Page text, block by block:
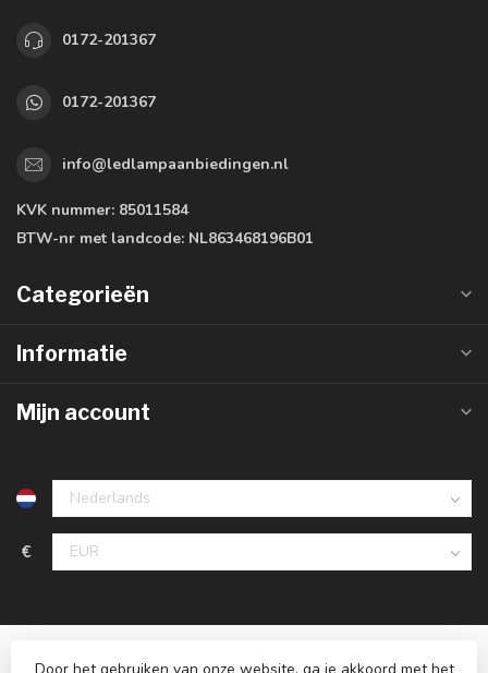
0172-201367
0172-201367
info@ledlampaanbiedingen.nl
KVK nummer: 85011584
BTW-nr met landcode: NL863468196B01
Categorieën
Informatie
Mijn account
€